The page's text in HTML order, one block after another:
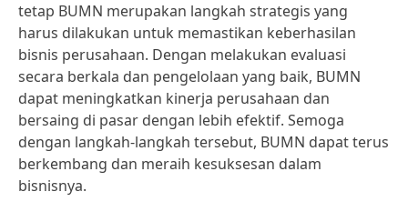
tetap BUMN merupakan langkah strategis yang
harus dilakukan untuk memastikan keberhasilan
bisnis perusahaan. Dengan melakukan evaluasi
secara berkala dan pengelolaan yang baik, BUMN
dapat meningkatkan kinerja perusahaan dan
bersaing di pasar dengan lebih efektif. Semoga
dengan langkah-langkah tersebut, BUMN dapat terus
berkembang dan meraih kesuksesan dalam
bisnisnya.